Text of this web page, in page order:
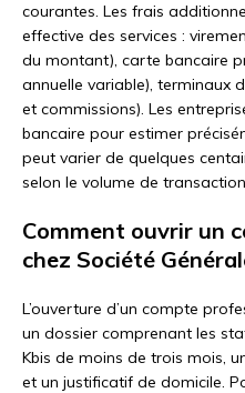
courantes. Les frais
effective des services :
du montant), carte bancaire
annuelle variable), terminaux
et commissions). Les
bancaire pour estimer
peut varier de quelques
selon le volume de
Comment ouvrir un
chez Société
L’ouverture d’un compte
un dossier comprenant les
Kbis de moins de trois mois,
et un justificatif de domicile.